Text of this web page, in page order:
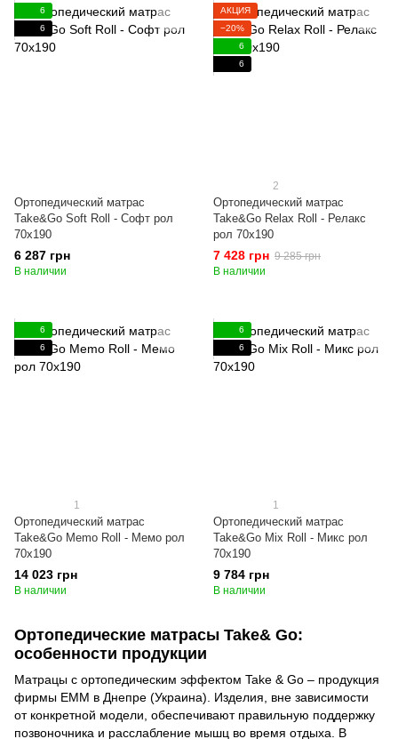
6
6
Ортопедический матрас
Take&Go Soft Roll - Софт рол
70x190
6 287 грн
В наличии
АКЦИЯ
−20%
6
6
2
Ортопедический матрас
Take&Go Relax Roll - Релакс
рол 70x190
7 428 грн 9 285 грн
В наличии
6
6
1
Ортопедический матрас
Take&Go Memo Roll - Мемо рол
70x190
14 023 грн
В наличии
6
6
1
Ортопедический матрас
Take&Go Mix Roll - Микс рол
70x190
9 784 грн
В наличии
Ортопедические матрасы Take& Go:
особенности продукции
Матрацы с ортопедическим эффектом Take & Go – продукция
фирмы ЕММ в Днепре (Украина). Изделия, вне зависимости
от конкретной модели, обеспечивают правильную поддержку
позвоночника и расслабление мышц во время отдыха. В